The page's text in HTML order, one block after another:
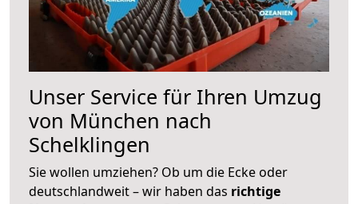
Unser Service für Ihren Umzug
von München nach
Schelklingen
Sie wollen umziehen? Ob um die Ecke oder
deutschlandweit – wir haben das richtige